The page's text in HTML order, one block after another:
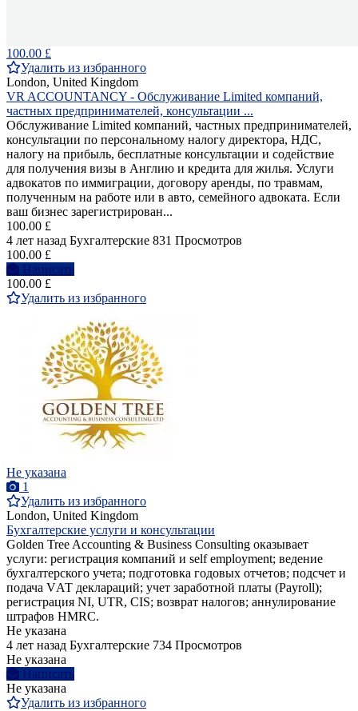
100.00 £
Удалить из избранного
London, United Kingdom
VR ACCOUNTANCY - Обслуживание Limited компаний,
частных предпринимателей, консультации ...
Обслуживание Limited компаний, частных предпринимателей,
консультации по персональному налогу директора, НДС,
налогу на прибыль, бесплатные консультации и содействие
для получения визы в Англию и кредита для жилья. Услуги
адвокатов по иммиграции, договору аренды, по травмам,
полученным на работе или в авто, семейного адвоката. Если
ваш бизнес зарегистрирован...
100.00 £
4 лет назад Бухгалтерские 831 Просмотров
100.00 £
Написать
100.00 £
Удалить из избранного
Не указана
1
Удалить из избранного
London, United Kingdom
Бухгалтерские услуги и консультации
Golden Tree Accounting & Business Consulting оказывает
услуги: регистрация компаний и self employment; ведение
бухгалтерского учета; подготовка годовых отчетов; подсчет и
подача VАТ деклараций; учет заработной платы (Payroll);
регистрация NI, UTR, CIS; возврат налогов; аннулирование
штрафов HMRC.
Не указана
4 лет назад Бухгалтерские 734 Просмотров
Не указана
Написать
Не указана
Удалить из избранного